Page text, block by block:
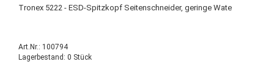
Tronex 5222 - ESD-Spitzkopf Seitenschneider, geringe Wate
Art.Nr.: 100794
Lagerbestand: 0 Stück